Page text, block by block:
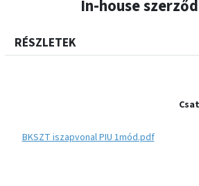
In-house
RÉSZLETEK
BKSZT iszapvonal PIU 1mód.pdf